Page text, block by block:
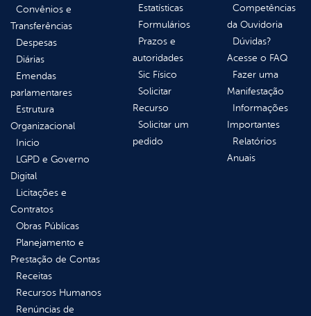
Convênios e
Transferências
Despesas
Diárias
Emendas
parlamentares
Estrutura
Organizacional
Inicio
LGPD e Governo
Digital
Licitações e
Contratos
Obras Públicas
Planejamento e
Prestação de Contas
Receitas
Recursos Humanos
Renúncias de
Estatísticas
Formulários
Prazos e
autoridades
Sic Físico
Solicitar
Recurso
Solicitar um
pedido
Competências
da Ouvidoria
Dúvidas?
Acesse o FAQ
Fazer uma
Manifestação
Informações
Importantes
Relatórios
Anuais